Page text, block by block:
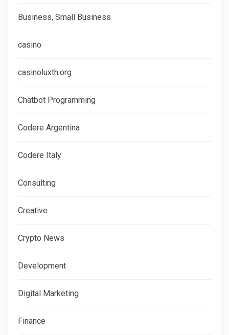
Business, Small Business
casino
casinoluxth.org
Chatbot Programming
Codere Argentina
Codere Italy
Consulting
Creative
Crypto News
Development
Digital Marketing
Finance